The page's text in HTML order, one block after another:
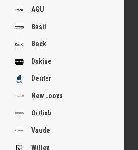
AGU
Basil
Beck
Dakine
Deuter
New Looxs
Ortlieb
Vaude
Willex